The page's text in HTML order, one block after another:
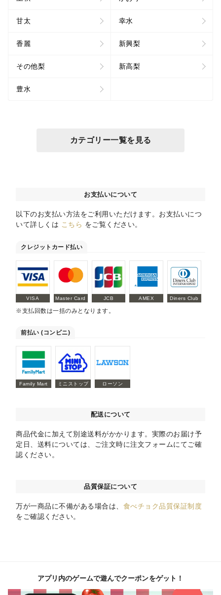
甘太 幸水
香麗 新興梨
その他梨 新高梨
豊水
カテゴリー一覧を見る
お支払いについて
以下のお支払い方法をご利用いただけます。お支払いにつ
いて詳しくは こちら をご覧ください。
クレジットカード払い
VISA Master Card JCB AMEX Diners Club
※支払回数は一括のみとなります。
前払い (コンビニ)
Family Mart ミニストップ ローソン
配送について
商品代金に加えて別途送料がかかります。実際のお届け予
定日、送料については、ご注文時に注文フォームにてご確
認ください。
品質保証について
万が一商品に不備がある場合は、 食べチョク品質保証制度
をご確認ください。
アプリ内のゲームで遊んでクーポンをゲット！